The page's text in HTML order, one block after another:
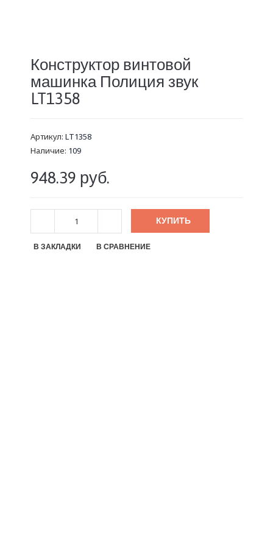
Конструктор винтовой
машинка Полиция звук
LT1358
Артикул: LT1358
Наличие: 109
948.39 руб.
КУПИТЬ
В ЗАКЛАДКИ В СРАВНЕНИЕ